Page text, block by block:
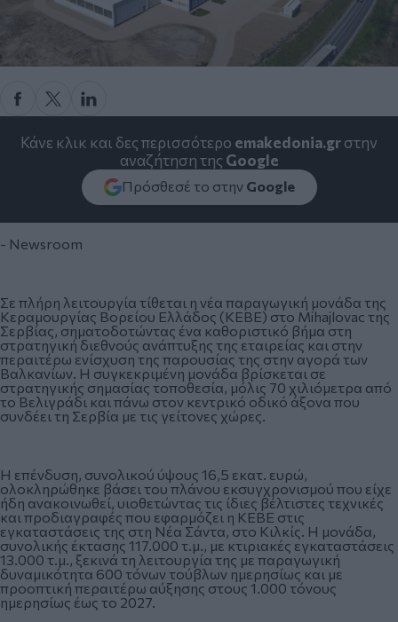
Κάνε κλικ και δες περισσότερο emakedonia.grστην
αναζήτηση της Google
Πρόσθεσέ το στην Google
- Newsroom
Σε πλήρη λειτουργία τίθεται η νέα παραγωγική μονάδα της
Κεραμουργίας Βορείου Ελλάδος (ΚΕΒΕ) στο Mihajlovac της
Σερβίας, σηματοδοτώντας ένα καθοριστικό βήμα στη
στρατηγική διεθνούς ανάπτυξης της εταιρείας και στην
περαιτέρω ενίσχυση της παρουσίας της στην αγορά των
Βαλκανίων. Η συγκεκριμένη μονάδα βρίσκεται σε
στρατηγικής σημασίας τοποθεσία, μόλις 70 χιλιόμετρα από
το Βελιγράδι και πάνω στον κεντρικό οδικό άξονα που
συνδέει τη Σερβία με τις γείτονες χώρες.
Η επένδυση, συνολικού ύψους 16,5 εκατ. ευρώ,
ολοκληρώθηκε βάσει του πλάνου εκσυγχρονισμού που είχε
ήδη ανακοινωθεί, υιοθετώντας τις ίδιες βέλτιστες τεχνικές
και προδιαγραφές που εφαρμόζει η ΚΕΒΕ στις
εγκαταστάσεις της στη Νέα Σάντα, στο Κιλκίς. Η μονάδα,
συνολικής έκτασης 117.000 τ.μ., με κτιριακές εγκαταστάσεις
13.000 τ.μ., ξεκινά τη λειτουργία της με παραγωγική
δυναμικότητα 600 τόνων τούβλων ημερησίως και με
προοπτική περαιτέρω αύξησης στους 1.000 τόνους
ημερησίως έως το 2027.